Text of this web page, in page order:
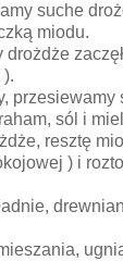
suche
miodu.
przesiewamy
sól i
resztę
) i